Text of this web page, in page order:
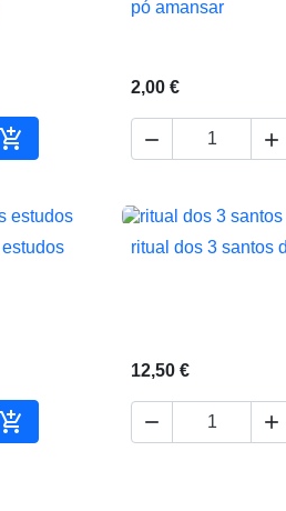

Adicionar ao carrinho

pó amansar
2,00 €
 

Adicionar ao carrinho
 Vista
ritual dos 3 santos
12,50 €
 